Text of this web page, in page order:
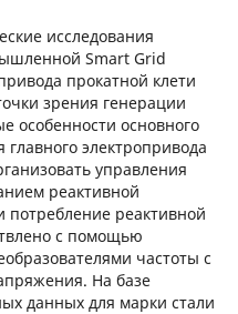
исследования
Smart Grid
прокатной клети
зрения генерации
особенности основного
главного электропривода
управления
реактивной
реактивной
с помощью
частоты с
На базе
данных для марки стали